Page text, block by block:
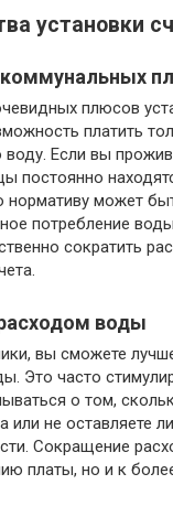
установки
плюсов
платить
Если вы
постоянно
может
потребление
сократить
воды
вы сможете
Это часто
о том,
или не оставляете
Сокращение
платы, но и к